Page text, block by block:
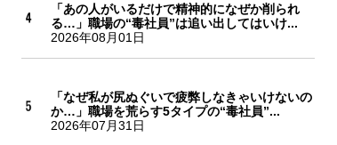
「あの人がいるだけで精神的になぜか削られ
る…」職場の“毒社員”は追い出してはいけ...
2026年08月01日
「なぜ私が尻ぬぐいで疲弊しなきゃいけないの
か…」職場を荒らす5タイプの“毒社員”...
2026年07月31日